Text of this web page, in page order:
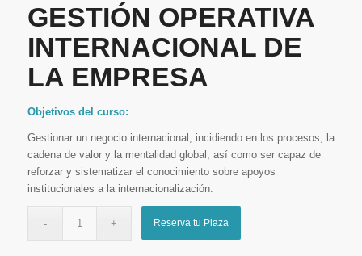
GESTIÓN OPERATIVA
INTERNACIONAL DE
LA EMPRESA
Objetivos del curso:
Gestionar un negocio internacional, incidiendo en los procesos, la
cadena de valor y la mentalidad global, así como ser capaz de
reforzar y sistematizar el conocimiento sobre apoyos
institucionales a la internacionalización.
Reserva tu Plaza